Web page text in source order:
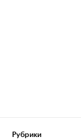
Рубрики